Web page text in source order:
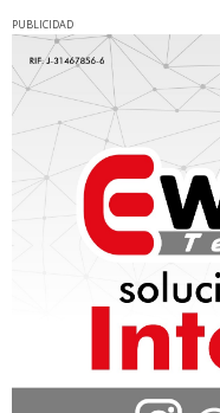
PUBLICIDAD